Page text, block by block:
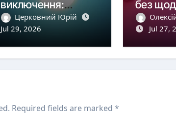
виключення:
повний розбір
причин і рішень
Церковний Юрій
Jul 29, 2026
без
Jul 27,
Required fields are marked *